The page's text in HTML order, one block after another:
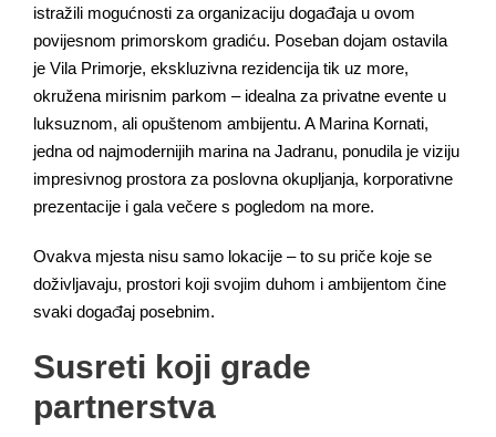
istražili mogućnosti za organizaciju događaja u ovom
povijesnom primorskom gradiću. Poseban dojam ostavila
je Vila Primorje, ekskluzivna rezidencija tik uz more,
okružena mirisnim parkom – idealna za privatne evente u
luksuznom, ali opuštenom ambijentu. A Marina Kornati,
jedna od najmodernijih marina na Jadranu, ponudila je viziju
impresivnog prostora za poslovna okupljanja, korporativne
prezentacije i gala večere s pogledom na more.
Ovakva mjesta nisu samo lokacije – to su priče koje se
doživljavaju, prostori koji svojim duhom i ambijentom čine
svaki događaj posebnim.
Susreti koji grade
partnerstva